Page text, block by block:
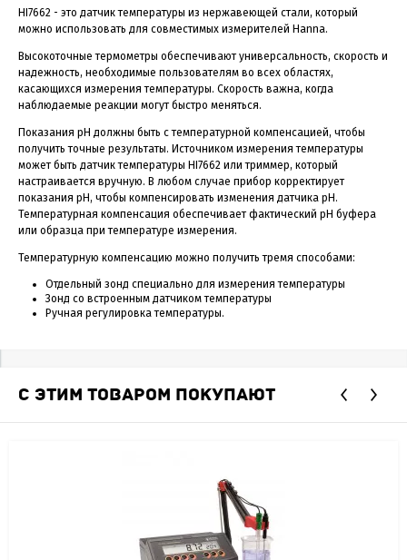
HI7662 - это датчик температуры из нержавеющей стали, который
можно использовать для совместимых измерителей Hanna.
Высокоточные термометры обеспечивают универсальность, скорость и
надежность, необходимые пользователям во всех областях,
касающихся измерения температуры. Скорость важна, когда
наблюдаемые реакции могут быстро меняться.
Показания pH должны быть с температурной компенсацией, чтобы
получить точные результаты. Источником измерения температуры
может быть датчик температуры HI7662 или триммер, который
настраивается вручную. В любом случае прибор корректирует
показания pH, чтобы компенсировать изменения датчика pH.
Температурная компенсация обеспечивает фактический pH буфера
или образца при температуре измерения.
Температурную компенсацию можно получить тремя способами:
Отдельный зонд специально для измерения температуры
Зонд со встроенным датчиком температуры
Ручная регулировка температуры.
С ЭТИМ ТОВАРОМ ПОКУПАЮТ